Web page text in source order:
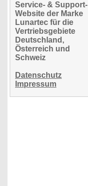
Service- & Support-
Website der Marke
Lunartec für die
Vertriebsgebiete
Deutschland,
Österreich und
Schweiz
Datenschutz
Impressum